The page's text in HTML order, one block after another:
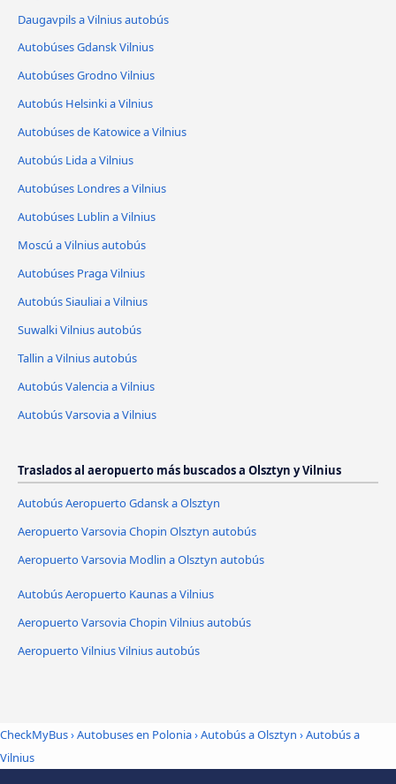
Daugavpils a Vilnius autobús
Autobúses Gdansk Vilnius
Autobúses Grodno Vilnius
Autobús Helsinki a Vilnius
Autobúses de Katowice a Vilnius
Autobús Lida a Vilnius
Autobúses Londres a Vilnius
Autobúses Lublin a Vilnius
Moscú a Vilnius autobús
Autobúses Praga Vilnius
Autobús Siauliai a Vilnius
Suwalki Vilnius autobús
Tallin a Vilnius autobús
Autobús Valencia a Vilnius
Autobús Varsovia a Vilnius
Traslados al aeropuerto más buscados a Olsztyn y Vilnius
Autobús Aeropuerto Gdansk a Olsztyn
Aeropuerto Varsovia Chopin Olsztyn autobús
Aeropuerto Varsovia Modlin a Olsztyn autobús
Autobús Aeropuerto Kaunas a Vilnius
Aeropuerto Varsovia Chopin Vilnius autobús
Aeropuerto Vilnius Vilnius autobús
CheckMyBus›Autobuses en Polonia›Autobús a Olsztyn ›Autobús a
Vilnius